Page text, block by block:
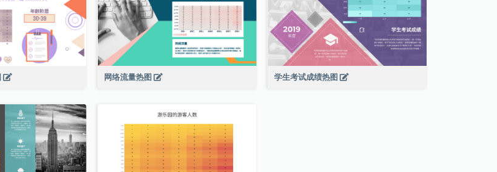
网络流量热图 学生考试成绩热图